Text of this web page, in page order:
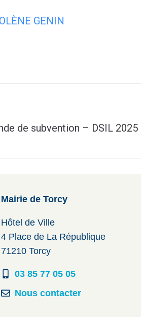
GENIN
de subvention – DSIL 2025
Mairie de Torcy
Hôtel de Ville
4 Place de La République
71210 Torcy
03 85 77 05 05
Nous contacter